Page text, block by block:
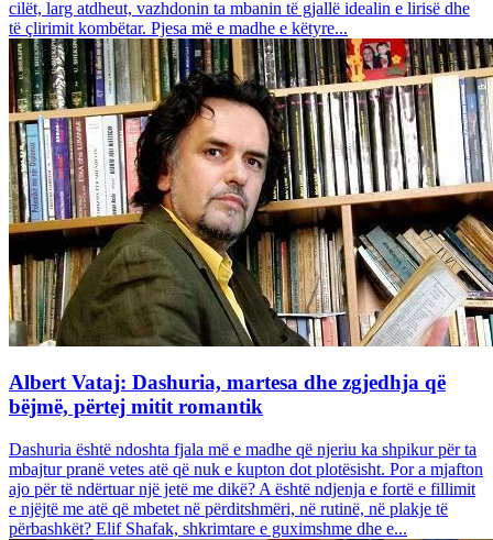
cilët, larg atdheut, vazhdonin ta mbanin të gjallë idealin e lirisë dhe
të çlirimit kombëtar. Pjesa më e madhe e këtyre...
Albert Vataj: Dashuria, martesa dhe zgjedhja që
bëjmë, përtej mitit romantik
Dashuria është ndoshta fjala më e madhe që njeriu ka shpikur për ta
mbajtur pranë vetes atë që nuk e kupton dot plotësisht. Por a mjafton
ajo për të ndërtuar një jetë me dikë? A është ndjenja e fortë e fillimit
e njëjtë me atë që mbetet në përditshmëri, në rutinë, në plakje të
përbashkët? Elif Shafak, shkrimtare e guximshme dhe e...